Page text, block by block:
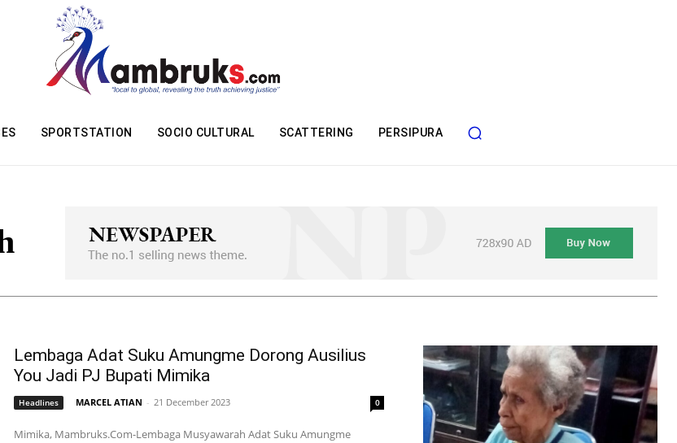
SPORTSTATION SOCIO CULTURAL SCATTERING PERSIPURA
Lembaga Adat Suku Amungme Dorong Ausilius
You Jadi PJ Bupati Mimika
Headlines MARCEL ATIAN - 21 December 2023 0
Mimika, Mambruks.Com-Lembaga Musyawarah Adat Suku Amungme